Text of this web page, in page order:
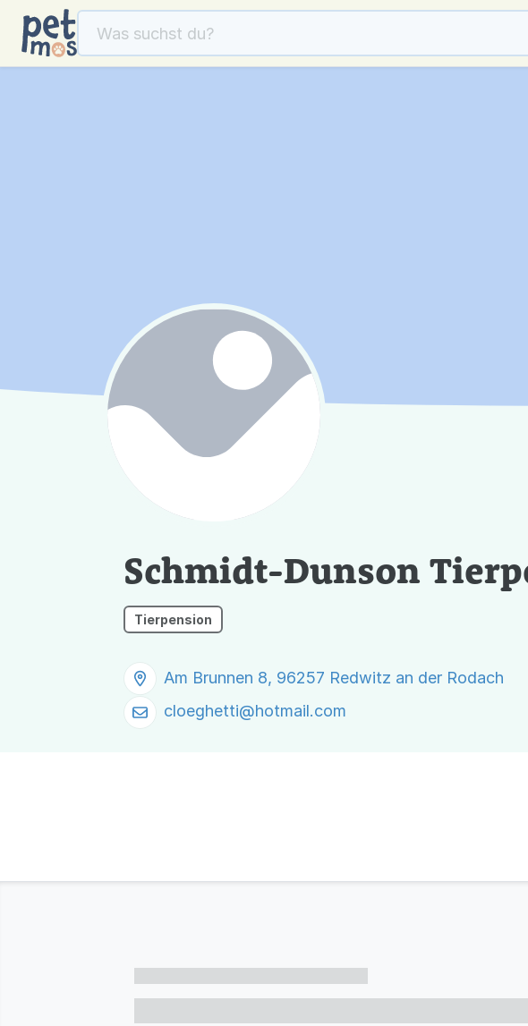
Schmidt-Dunson
Tierpension
Am Brunnen 8, 96257 Redwitz an der Rodach
cloeghetti@hotmail.com